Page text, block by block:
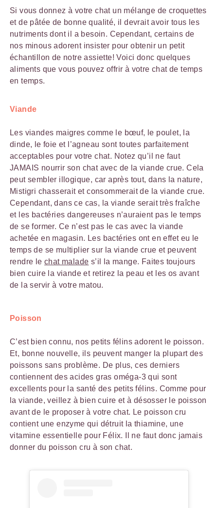
Si vous donnez à votre chat un mélange de croquettes
et de pâtée de bonne qualité, il devrait avoir tous les
nutriments dont il a besoin. Cependant, certains de
nos minous adorent insister pour obtenir un petit
échantillon de notre assiette! Voici donc quelques
aliments que vous pouvez offrir à votre chat de temps
en temps.
Viande
Les viandes maigres comme le bœuf, le poulet, la
dinde, le foie et l’agneau sont toutes parfaitement
acceptables pour votre chat. Notez qu’il ne faut
JAMAIS nourrir son chat avec de la viande crue. Cela
peut sembler illogique, car après tout, dans la nature,
Mistigri chasserait et consommerait de la viande crue.
Cependant, dans ce cas, la viande serait très fraîche
et les bactéries dangereuses n’auraient pas le temps
de se former. Ce n’est pas le cas avec la viande
achetée en magasin. Les bactéries ont en effet eu le
temps de se multiplier sur la viande crue et peuvent
rendre lechat malade s’il la mange. Faites toujours
bien cuire la viande et retirez la peau et les os avant
de la servir à votre matou.
Poisson
C’est bien connu, nos petits félins adorent le poisson.
Et, bonne nouvelle, ils peuvent manger la plupart des
poissons sans problème. De plus, ces derniers
contiennent des acides gras oméga-3 qui sont
excellents pour la santé des petits félins. Comme pour
la viande, veillez à bien cuire et à désosser le poisson
avant de le proposer à votre chat. Le poisson cru
contient une enzyme qui détruit la thiamine, une
vitamine essentielle pour Félix. Il ne faut donc jamais
donner du poisson cru à son chat.